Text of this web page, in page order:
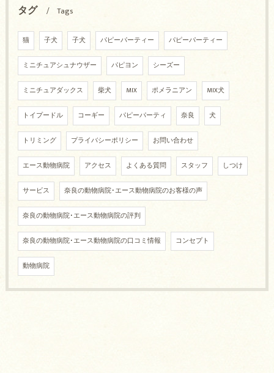
タグ Tags
猫 子犬 子犬 パピーパーティー パピーパーティー
ミニチュアシュナウザー パピヨン シーズー
ミニチュアダックス 柴犬 MIX ポメラニアン MIX犬
トイプードル コーギー パピーパーティ 奈良 犬
トリミング プライバシーポリシー お問い合わせ
エース動物病院 アクセス よくある質問 スタッフ しつけ
サービス 奈良の動物病院･エース動物病院のお客様の声
奈良の動物病院･エース動物病院の評判
奈良の動物病院･エース動物病院の口コミ情報 コンセプト
動物病院